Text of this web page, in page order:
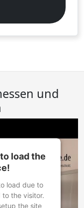
und
load the
load due to
the visitor.
the site